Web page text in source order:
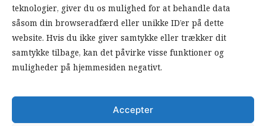
teknologier, giver du os mulighed for at behandle data
såsom din browseradfærd eller unikke ID’er på dette
website. Hvis du ikke giver samtykke eller trækker dit
samtykke tilbage, kan det påvirke visse funktioner og
muligheder på hjemmesiden negativt.
Accepter
SOUNDCLOUD RSS FEEDS
FØLG ARBEJDEREN